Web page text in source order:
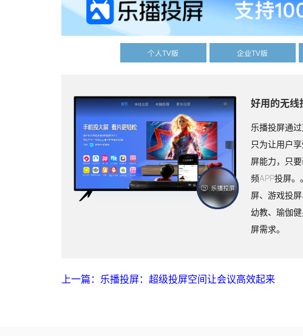
个人TV版 企业TV版
好用的无线
乐播投屏通
只为让用户
屏能力，只
频APP投屏
屏、游戏投
幼教、瑜伽
屏需求。
上一篇：乐播投屏：超级投屏空间让会议高效起来